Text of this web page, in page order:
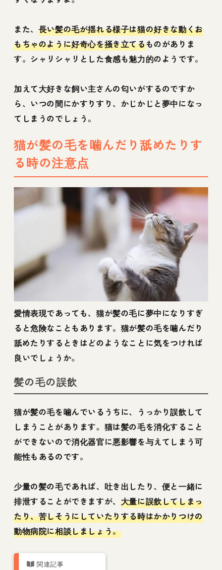
また、 長い髪の毛が揺れる様子は猫の好きな動くお
もちゃのように好奇心を掻き立てるものがありま
す。シャリシャリとした食感も魅力的のようです。
加えて大好きな飼い主さんの匂いがするのですか
ら、いつの間にかすりすり、かじかじと夢中になっ
てしまうのでしょう。
猫が髪の毛を噛んだり舐めたりす
る時の注意点
愛情表現であっても、猫が髪の毛に夢中になりすぎ
ると危険なこともあります。猫が髪の毛を噛んだり
舐めたりするときはどのようなことに気をつければ
良いでしょうか。
髪の毛の誤飲
猫が髪の毛を噛んでいるうちに、うっかり誤飲して
しまうことがあります。猫は髪の毛を消化すること
ができないので消化器官に悪影響を与えてしまう可
能性もあるのです。
少量の髪の毛であれば、吐き出したり、便と一緒に
排泄することができますが、 大量に誤飲してしまっ
たり、苦しそうにしていたりする時はかかりつけの
動物病院に相談しましょう。